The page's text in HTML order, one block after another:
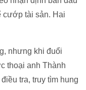
cướp tài sản. Hai
nhưng khi đuổi
thoại anh Thành
tra, truy tìm hung